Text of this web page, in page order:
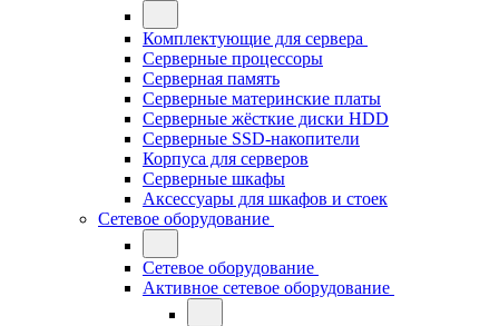
Комплектующие для сервера
Серверные процессоры
Серверная память
Серверные материнские платы
Серверные жёсткие диски HDD
Серверные SSD-накопители
Корпуса для серверов
Серверные шкафы
Аксессуары для шкафов и стоек
Сетевое оборудование
Сетевое оборудование
Активное сетевое оборудование